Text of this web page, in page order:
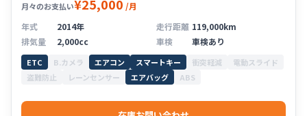
月々のお支払い¥25,000 /月
年式
2014年 走行距離 119,000km
排気量
2,000cc 車検 車検あり
ETC B.カメラ エアコン スマートキー 衝突軽減
電動スライド
盗難防止
レーンセンサー エアバッグ ABS